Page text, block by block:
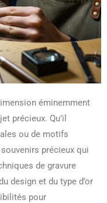
éminemment
précieux. Qu’il
ou de motifs
précieux qui
de gravure
design et du type d’or
pour